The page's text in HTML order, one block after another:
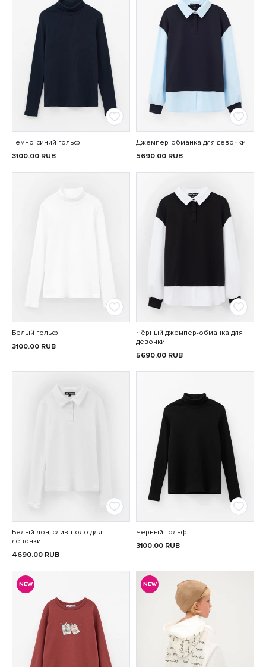
Тёмно-синий гольф
3100.00 RUB
Джемпер-обманка для девочки
5690.00 RUB
Белый гольф
3100.00 RUB
Чёрный джемпер-обманка для
девочки
5690.00 RUB
Белый лонгслив-поло для
девочки
4690.00 RUB
Чёрный гольф
3100.00 RUB
NEW NEW